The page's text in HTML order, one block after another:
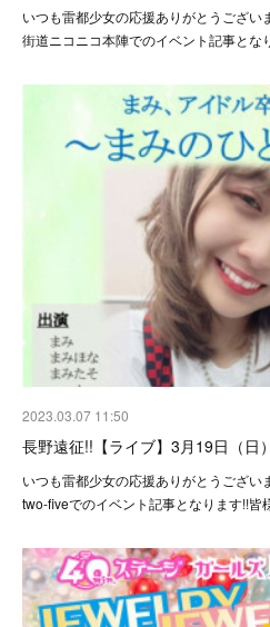
いつも雷都少女の応援ありがとうござ
街道ニコニコ本陣でのイベント記事と
2023.03.07 11:50
長野遠征!!【ライブ】3月19日（
いつも雷都少女の応援ありがとうござ
two-fiveでのイベント記事となります!!